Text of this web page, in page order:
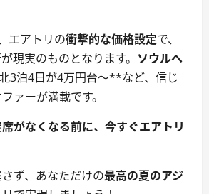
エアトリの衝撃的な価格設定で、
現実のものとなります。 ソウルへ
3泊4日が4万円台～**など、信じ
ァーが満載です。
がなくなる前に、今すぐエアトリ
ず、あなただけの最高の夏のアジ